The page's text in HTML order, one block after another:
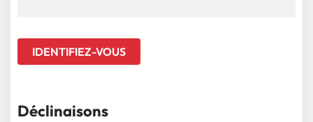
IDENTIFIEZ-VOUS
Déclinaisons